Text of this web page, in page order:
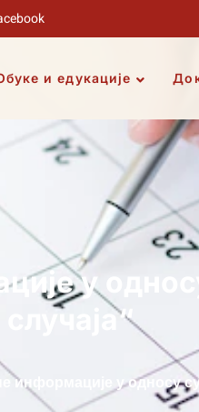
и едукације
у
случаја“
информације у односу